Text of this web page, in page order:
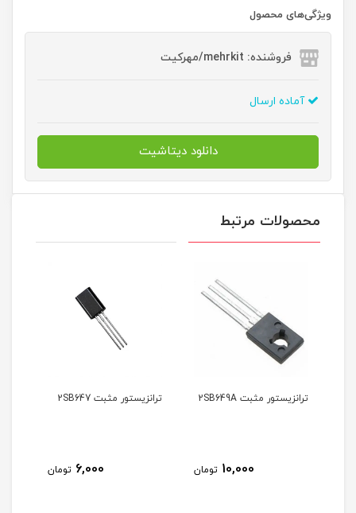
ویژگی‌های محصول
فروشنده: mehrkit/مهرکیت
آماده ارسال
دانلود دیتاشیت
محصولات مرتبط
ترانزیستور مثبت 2SB649A
10,000 تومان
ترانزیستور مثبت 2SB647
6,000 تومان